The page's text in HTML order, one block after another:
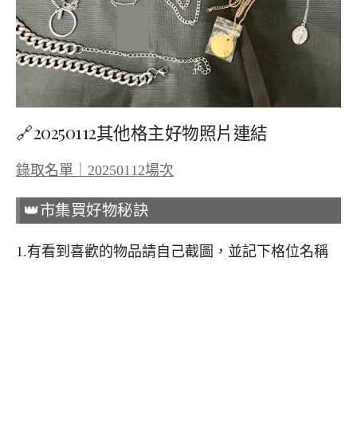
🔗20250112其他格主好物照片連結
錄取名單｜20250112場次
👑市集買好物秘訣
1.有看到喜歡的物品請自己截圖，並記下格位名稱